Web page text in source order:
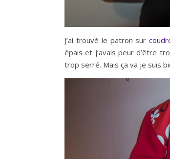
J’ai trouvé le patron sur
épais et j’avais peur d’être
trop serré. Mais ça va je suis